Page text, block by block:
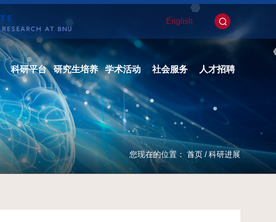
English
科研平台 研究生培养 学术活动 社会服务 人才招聘
您现在的位置： 首页 /科研进展